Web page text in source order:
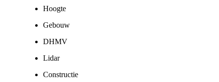
Hoogte
Gebouw
DHMV
Lidar
Constructie